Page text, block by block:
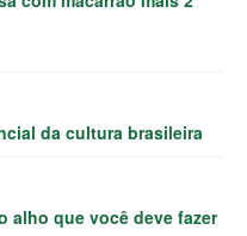
da cultura brasileira
alho que você deve fazer